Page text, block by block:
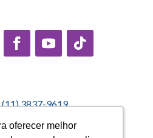
oferecer melhor
oferecer melhor
3837-9619